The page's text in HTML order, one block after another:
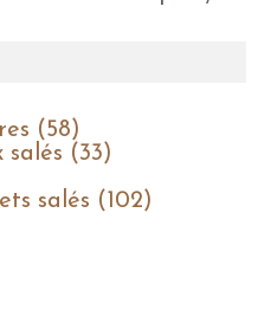
(58)
salés (33)
salés (102)